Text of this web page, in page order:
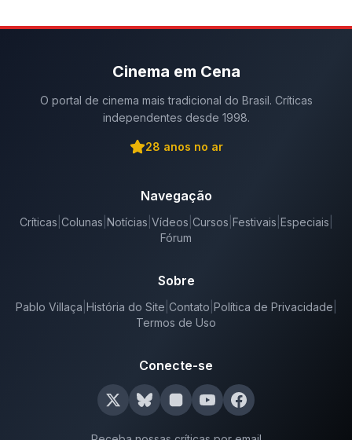
Cinema em Cena
O portal de cinema mais tradicional do Brasil. Críticas
independentes desde 1998.
28 anos no ar
Navegação
Críticas Colunas Notícias Vídeos Cursos Festivais Especiais
Fórum
Sobre
Pablo Villaça História do Site Contato Política de Privacidade
Termos de Uso
Conecte-se